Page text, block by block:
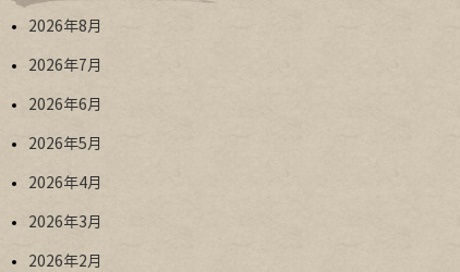
2026年8月
2026年7月
2026年6月
2026年5月
2026年4月
2026年3月
2026年2月